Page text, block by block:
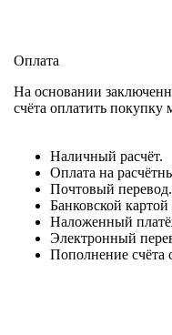
Оплата
На основании
счёта оплатить
Наличный расчёт.
Оплата на
Почтовый перевод.
Банковской
Наложенный
Электронный
Пополнение счёта